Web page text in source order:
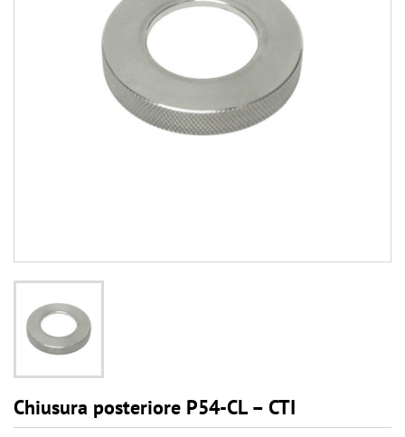
Chiusura posteriore P54-CL – CTI